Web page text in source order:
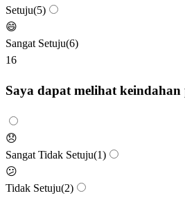
Setuju(5)
😄
Sangat Setuju(6)
16
Saya dapat melihat
😞
Sangat Tidak Setuju(1)
😕
Tidak Setuju(2)